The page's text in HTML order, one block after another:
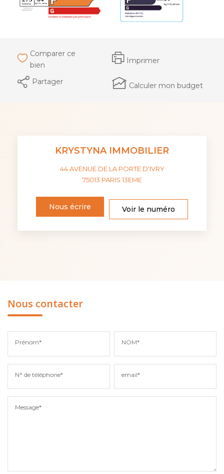
Comparer ce
bien
Imprimer
Partager Calculer mon budget
KRYSTYNA IMMOBILIER
44 AVENUE DE LA PORTE D'IVRY
75013 PARIS 13EME
Nous écrire Voir le numéro
Nous contacter
Prénom* NOM*
N° de téléphone* email*
Message*